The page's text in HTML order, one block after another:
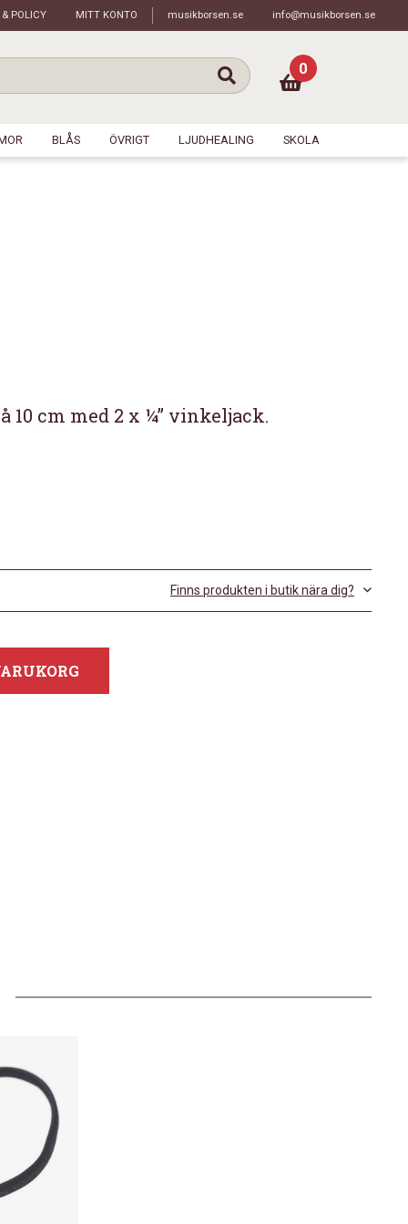
& POLICY MITT KONTO musikborsen.se info@musikborsen.se
0
BLÅS ÖVRIGT LJUDHEALING SKOLA
10 cm med 2 x ¼” vinkeljack.
Finns produkten i butik nära dig?